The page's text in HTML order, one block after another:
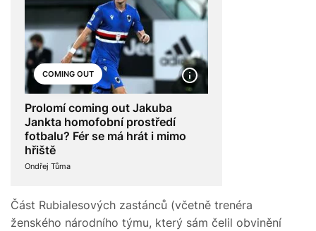
COMING OUT
Prolomí coming out Jakuba
Jankta homofobní prostředí
fotbalu? Fér se má hrát i mimo
hřiště
Ondřej Tůma
Část Rubialesových zastánců (včetně trenéra
ženského národního týmu, který sám čelil obvinění